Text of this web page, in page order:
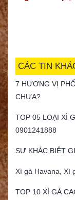
CÁC TIN
7 HƯƠNG VỊ
CHƯA?
TOP 05 LOẠI XÌ
0901241888
SỰ KHÁC BIỆT
Xì gà Havana, Xì
TOP 10 XÌ GÀ